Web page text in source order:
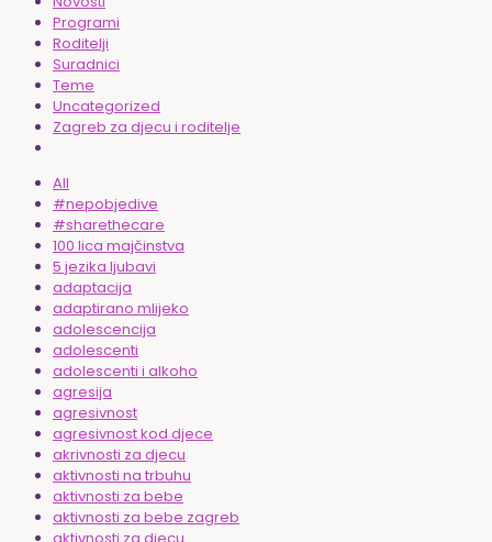
Programi
Roditelji
Suradnici
Teme
Uncategorized
Zagreb za djecu i roditelje
All
#nepobjedive
#sharethecare
100 lica majčinstva
5 jezika ljubavi
adaptacija
adaptirano mlijeko
adolescencija
adolescenti
adolescenti i alkoho
agresija
agresivnost
agresivnost kod djece
akrivnosti za djecu
aktivnosti na trbuhu
aktivnosti za bebe
aktivnosti za bebe zagreb